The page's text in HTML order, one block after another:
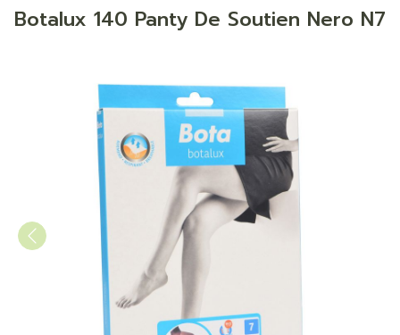
Botalux 140 Panty De Soutien Nero N7